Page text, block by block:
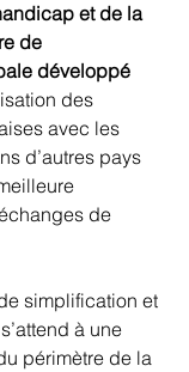
et de la
de
développé
des
avec les
d’autres pays
de
simplification et
à une
périmètre de la